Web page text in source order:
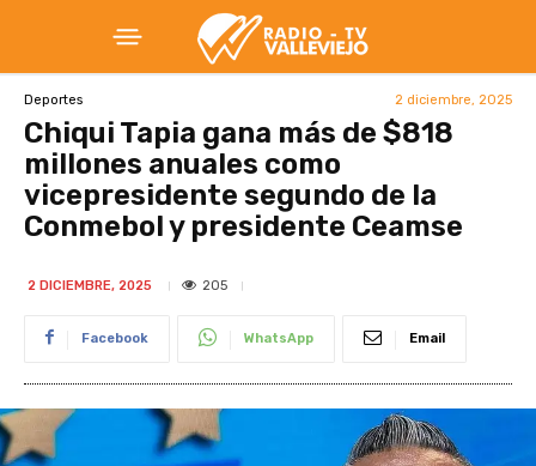
Deportes 2 diciembre, 2025
Chiqui Tapia gana más de $818
millones anuales como
vicepresidente segundo de la
Conmebol y presidente Ceamse
2 DICIEMBRE, 2025 205
Facebook WhatsApp Email